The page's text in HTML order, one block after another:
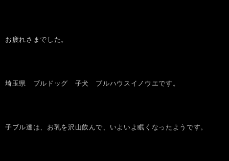
お疲れさまでした。
埼玉県 ブルドッグ 子犬 ブルハウスイノウエです。
子ブル達は、お乳を沢山飲んで、いよいよ眠くなったようです。